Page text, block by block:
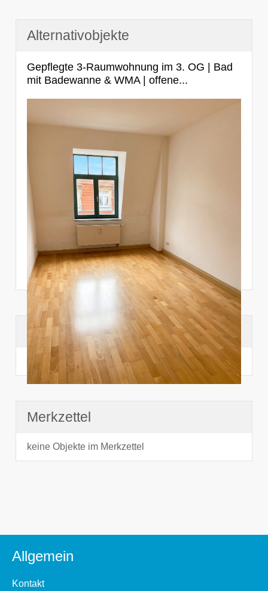
Alternativobjekte
Gepflegte 3-Raumwohnung im 3. OG | Bad
mit Badewanne & WMA | offene...
Suchhistorie
noch nichts angesehen
Merkzettel
keine Objekte im Merkzettel
Allgemein
Kontakt